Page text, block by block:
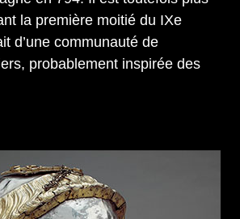
la première moitié du IXe
d’une communauté de
probablement inspirée des